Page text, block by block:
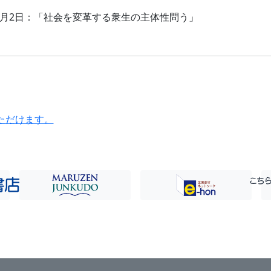
2日：「社会を変革する衆生の主体性問う」
けます。